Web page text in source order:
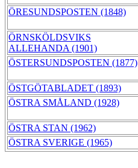
ÖRESUNDSPOSTEN (1848)
ÖRNSKÖLDSVIKS
ALLEHANDA (1901)
ÖSTERSUNDSPOSTEN (1877)
ÖSTGÖTABLADET (1893)
ÖSTRA SMÅLAND (1928)
ÖSTRA STAN (1962)
ÖSTRA SVERIGE (1965)